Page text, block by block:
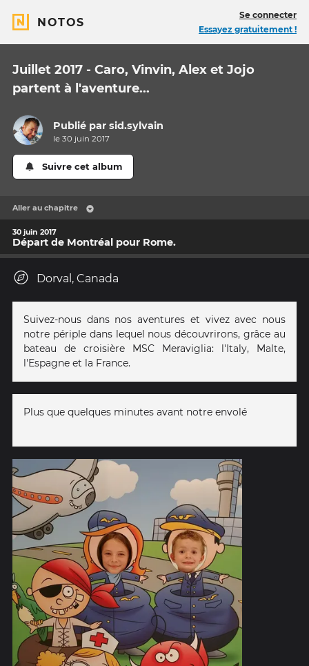
NOTOS
Se connecter
Essayez gratuitement !
Juillet 2017 - Caro, Vinvin, Alex et Jojo
partent à l'aventure...
Publié parsid.sylvain
le 30 juin 2017
Suivre cet album
Aller au chapitre
30 juin 2017
Départ de Montréal pour Rome.
Dorval, Canada
Suivez-nous dans nos aventures et vivez avec nous
notre périple dans lequel nous découvrirons, grâce au
bateau de croisière MSC Meraviglia: l'Italy, Malte,
l'Espagne et la France.
Plus que quelques minutes avant notre envolé